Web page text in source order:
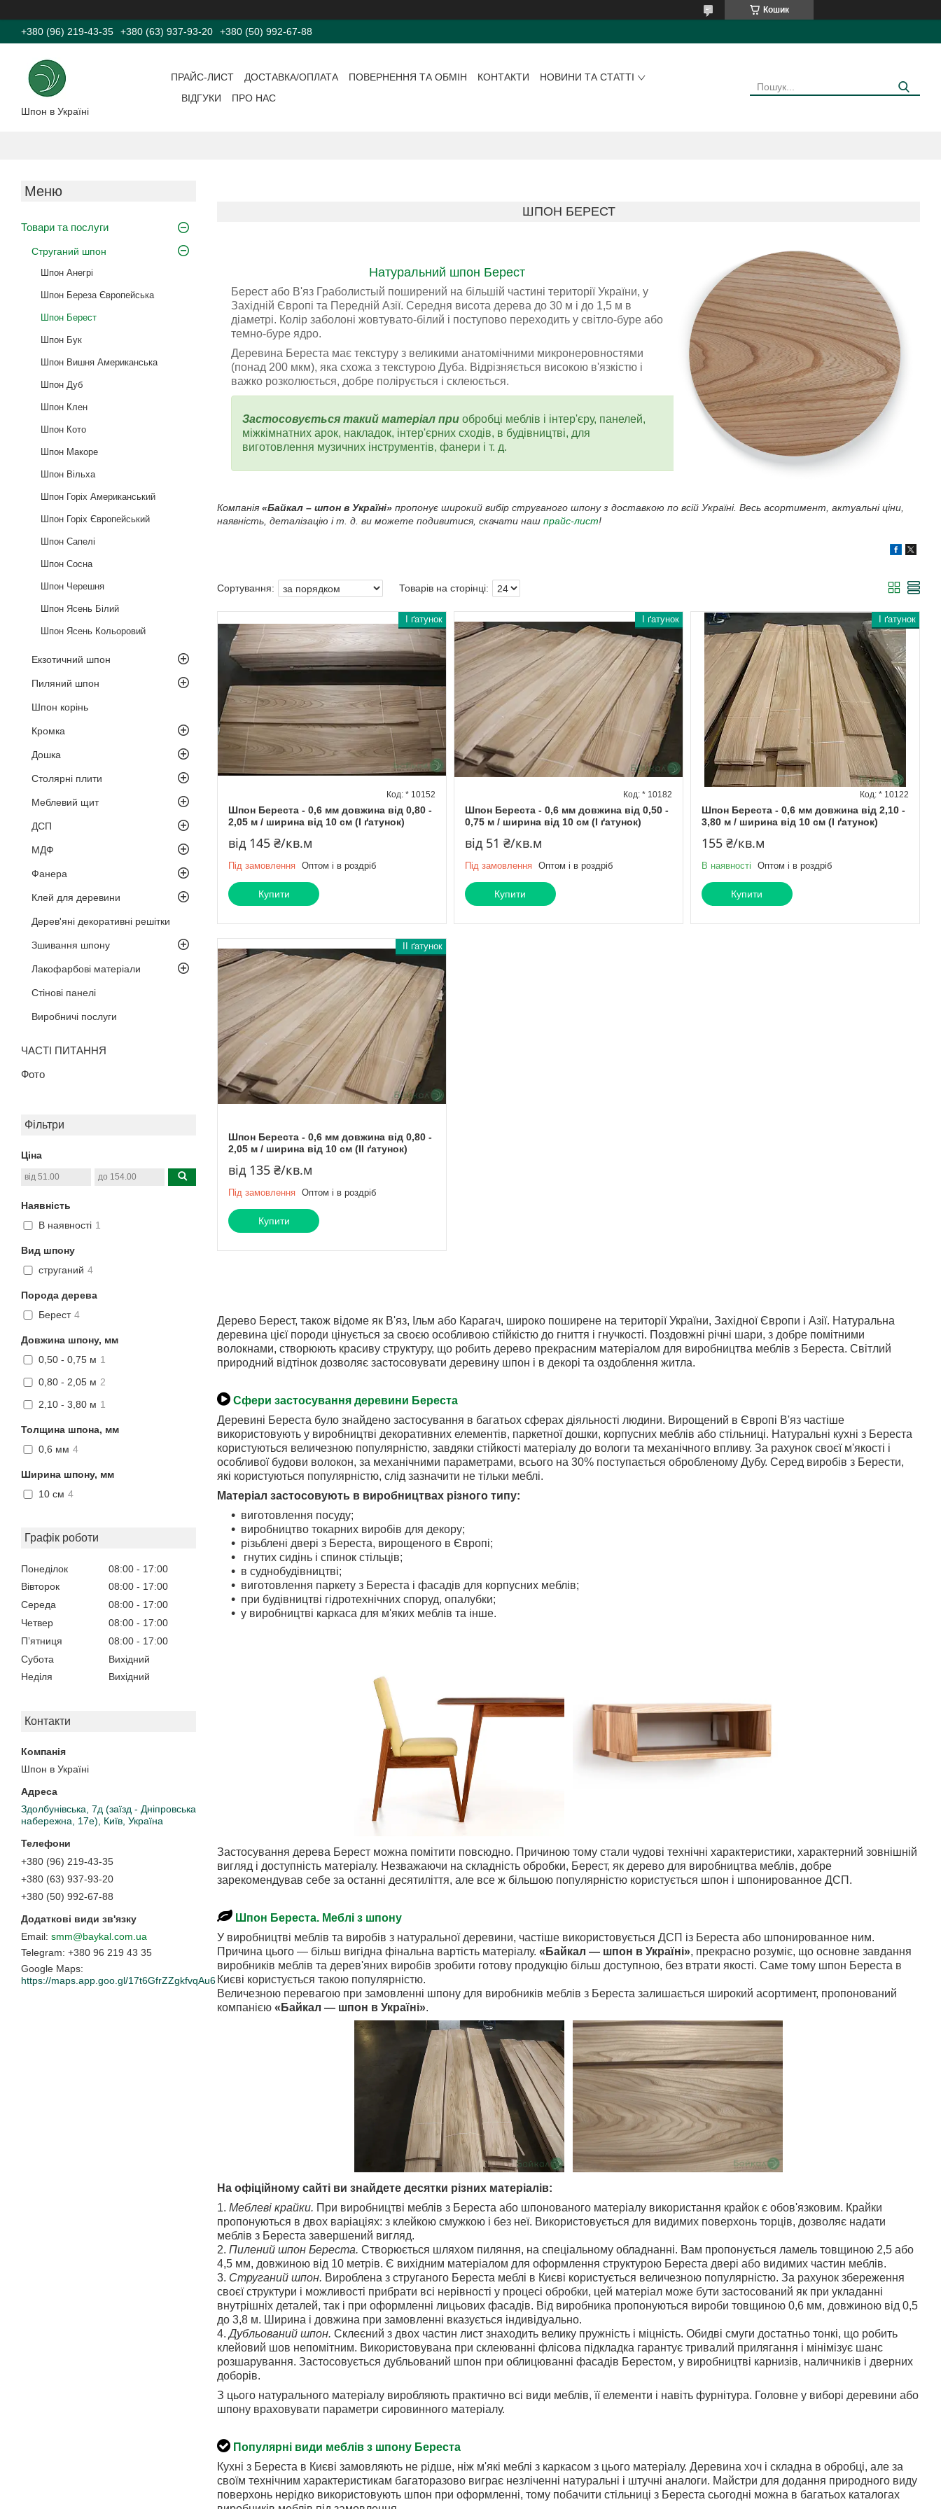
Кошик
+380 (96) 219-43-35 +380 (63) 937-93-20 +380 (50) 992-67-88
Шпон в Україні
ПРАЙС-ЛИСТ ДОСТАВКА/ОПЛАТА ПОВЕРНЕННЯ ТА ОБМІН КОНТАКТИ
НОВИНИ ТА СТАТТІ
ВІДГУКИ
ПРО НАС
Товари та послуги
Струганий шпон
Шпон Анегрі
Шпон Береза Європейська
Шпон Берест
Шпон Бук
Шпон Вишня Американська
Шпон Дуб
Шпон Клен
Шпон Кото
Шпон Макоре
Шпон Вільха
Шпон Горіх Американський
Шпон Горіх Європейський
Шпон Сапелі
Шпон Сосна
Шпон Черешня
Шпон Ясень Білий
Шпон Ясень Кольоровий
Екзотичний шпон
Пиляний шпон
Шпон корінь
Кромка
Дошка
Столярні плити
Меблевий щит
ДСП
МДФ
Фанера
Клей для деревини
Дерев'яні декоративні решітки
Зшивання шпону
Лакофарбові матеріали
Стінові панелі
Виробничі послуги
ЧАСТІ ПИТАННЯ
Фото
Фільтри
Ціна
Наявність
В наявності 1
Вид шпону
струганий 4
Порода дерева
Берест 4
Довжина шпону, мм
0,50 - 0,75 м 1
0,80 - 2,05 м 2
2,10 - 3,80 м 1
Толщина шпона, мм
0,6 мм 4
Ширина шпону, мм
10 см 4
Графік роботи
Понеділок 08:00
17:00
Вівторок
08:00
17:00
Середа
08:00
17:00
Четвер
08:00
17:00
Пʼятниця
08:00
17:00
Субота
Вихідний
Неділя
Вихідний
Контакти
Шпон в Україні
Здолбунівська, 7д (заїзд - Дніпровська
набережна, 17е), Київ, Україна
+380 (96) 219-43-35
+380 (63) 937-93-20
+380 (50) 992-67-88
smm@baykal.com.ua
+380 96 219 43 35
Google Maps
https://maps.app.goo.gl/17t6GfrZZgkfvqAu6
ШПОН БЕРЕСТ
Натуральний шпон Берест
Берест або В'яз Граболистый поширений на більшій частині території України, у
Західній Європі та Передній Азії. Середня висота дерева до 30 м і до 1,5 м в
діаметрі. Колір заболоні жовтувато-білий і поступово переходить у світло-буре або
темно-буре ядро.
Деревина Береста має текстуру з великими анатомічними микронеровностями
(понад 200 мкм), яка схожа з текстурою Дуба. Відрізняється високою в'язкістю і
важко розколюється, добре полірується і склеюється.
Застосовується такий матеріал при обробці меблів і інтер'єру, панелей,
міжкімнатних арок, накладок, інтер'єрних сходів, в будівництві, для
виготовлення музичних інструментів, фанери і т. д.
Компанія «Байкал – шпон в Україні» пропонує широкий вибір струганого шпону з доставкою по всій Україні. Весь асортимент, актуальні ціни,
наявність, деталізацію і т. д. ви можете подивитися, скачати наш прайс-лист!
I ґатунок
Шпон Береста - 0,6 мм довжина від 0,80 -
2,05 м / ширина від 10 см (I ґатунок)
* 10152
від 145 ₴/кв.м
Під замовлення Оптом і в роздріб
Купити
I ґатунок
Шпон Береста - 0,6 мм довжина від 0,50 -
0,75 м / ширина від 10 см (I ґатунок)
* 10182
від 51 ₴/кв.м
Під замовлення Оптом і в роздріб
Купити
I ґатунок
Шпон Береста - 0,6 мм довжина від 2,10 -
3,80 м / ширина від 10 см (I ґатунок)
* 10122
155 ₴/кв.м
В наявності Оптом і в роздріб
Купити
II ґатунок
Шпон Береста - 0,6 мм довжина від 0,80 -
2,05 м / ширина від 10 см (II ґатунок)
від 135 ₴/кв.м
Під замовлення Оптом і в роздріб
Купити
Дерево Берест, також відоме як В'яз, Ільм або Карагач, широко поширене на території України, Західної Європи і Азії. Натуральна
деревина цієї породи цінується за своєю особливою стійкістю до гниття і гнучкості. Поздовжні річні шари, з добре помітними
волокнами, створюють красиву структуру, що робить дерево прекрасним матеріалом для виробництва меблів з Береста. Світлий
природний відтінок дозволяє застосовувати деревину шпон і в декорі та оздоблення житла.
Сфери застосування деревини Береста
Деревині Береста було знайдено застосування в багатьох сферах діяльності людини. Вирощений в Європі В'яз частіше
використовують у виробництві декоративних елементів, паркетної дошки, корпусних меблів або стільниці. Натуральні кухні з Береста
користуються величезною популярністю, завдяки стійкості матеріалу до вологи та механічного впливу. За рахунок своєї м'якості і
особливої будови волокон, за механічними параметрами, всього на 30% поступається обробленому Дубу. Серед виробів з Берести,
які користуються популярністю, слід зазначити не тільки меблі.
Матеріал застосовують в виробництвах різного типу:
виготовлення посуду;
виробництво токарних виробів для декору;
різьблені двері з Береста, вирощеного в Європі;
гнутих сидінь і спинок стільців;
в суднобудівництві;
виготовлення паркету з Береста і фасадів для корпусних меблів;
при будівництві гідротехнічних споруд, опалубки;
у виробництві каркаса для м'яких меблів та інше.
Застосування дерева Берест можна помітити повсюдно. Причиною тому стали чудові технічні характеристики, характерний зовнішній
вигляд і доступність матеріалу. Незважаючи на складність обробки, Берест, як дерево для виробництва меблів, добре
зарекомендував себе за останні десятиліття, але все ж більшою популярністю користується шпон і шпонированное ДСП.
Шпон Береста. Меблі з шпону
У виробництві меблів та виробів з натуральної деревини, частіше використовується ДСП із Береста або шпонированное ним.
Причина цього — більш вигідна фінальна вартість матеріалу. «Байкал — шпон в Україні», прекрасно розуміє, що основне завдання
виробників меблів та дерев'яних виробів зробити готову продукцію більш доступною, без втрати якості. Саме тому шпон Береста в
Києві користується такою популярністю.
Величезною перевагою при замовленні шпону для виробників меблів з Береста залишається широкий асортимент, пропонований
компанією «Байкал — шпон в Україні».
На офіційному сайті ви знайдете десятки різних матеріалів:
1. Меблеві крайки. При виробництві меблів з Береста або шпонованого матеріалу використання крайок є обов'язковим. Крайки
пропонуються в двох варіаціях: з клейкою смужкою і без неї. Використовується для видимих поверхонь торців, дозволяє надати
меблів з Береста завершений вигляд.
2. Пилений шпон Береста. Створюється шляхом пиляння, на спеціальному обладнанні. Вам пропонується ламель товщиною 2,5 або
4,5 мм, довжиною від 10 метрів. Є вихідним матеріалом для оформлення структурою Береста двері або видимих частин меблів.
3. Струганий шпон. Вироблена з струганого Береста меблі в Києві користується величезною популярністю. За рахунок збереження
своєї структури і можливості прибрати всі нерівності у процесі обробки, цей матеріал може бути застосований як при укладанні
внутрішніх деталей, так і при оформленні лицьових фасадів. Від виробника пропонуються вироби товщиною 0,6 мм, довжиною від 0,5
до 3,8 м. Ширина і довжина при замовленні вказується індивідуально.
4.Дубльований шпон. Склеєний з двох частин лист знаходить велику пружність і міцність. Обидві смуги достатньо тонкі, що робить
клейовий шов непомітним. Використовувана при склеюванні флісова підкладка гарантує тривалий прилягання і мінімізує шанс
розшарування. Застосовується дубльований шпон при облицюванні фасадів Берестом, у виробництві карнизів, наличників і дверних
доборів.
З цього натурального матеріалу виробляють практично всі види меблів, її елементи і навіть фурнітура. Головне у виборі деревини або
шпону враховувати параметри сировинного матеріалу.
Популярні види меблів з шпону Береста
Кухні з Береста в Києві замовляють не рідше, ніж м'які меблі з каркасом з цього матеріалу. Деревина хоч і складна в обробці, але за
своїм технічним характеристикам багаторазово виграє незліченні натуральні і штучні аналоги. Майстри для додання природного виду
поверхонь нерідко використовують шпон при оформленні, тому побачити стільниці з Береста сьогодні можна в багатьох каталогах